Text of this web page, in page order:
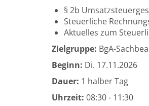
§ 2b
Steuerliche
Aktuelles zum
Zielgruppe: BgA-
Beginn: Di. 17.11.2026
Dauer: 1 halber Tag
Uhrzeit: 08:30 - 11:30